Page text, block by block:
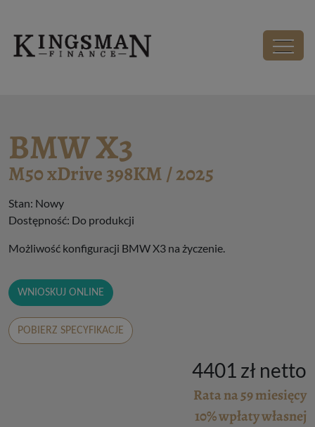
BMW X3
M50 xDrive 398KM / 2025
Stan: Nowy
Dostępność: Do produkcji
Możliwość konfiguracji BMW X3 na życzenie.
WNIOSKUJ ONLINE
POBIERZ SPECYFIKACJE
4401 zł netto
Rata na 59 miesięcy
10% wpłaty własnej